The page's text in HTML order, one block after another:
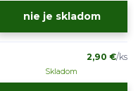
nie je skladom
2,90 €/ks
Skladom